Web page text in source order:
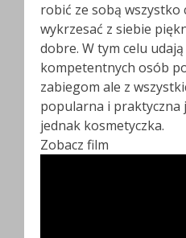
robić ze sobą wszystko
wykrzesać z siebie
dobre. W tym celu
kompetentnych osób
zabiegom ale z
popularna i praktyczna
jednak kosmetyczka.
Zobacz film